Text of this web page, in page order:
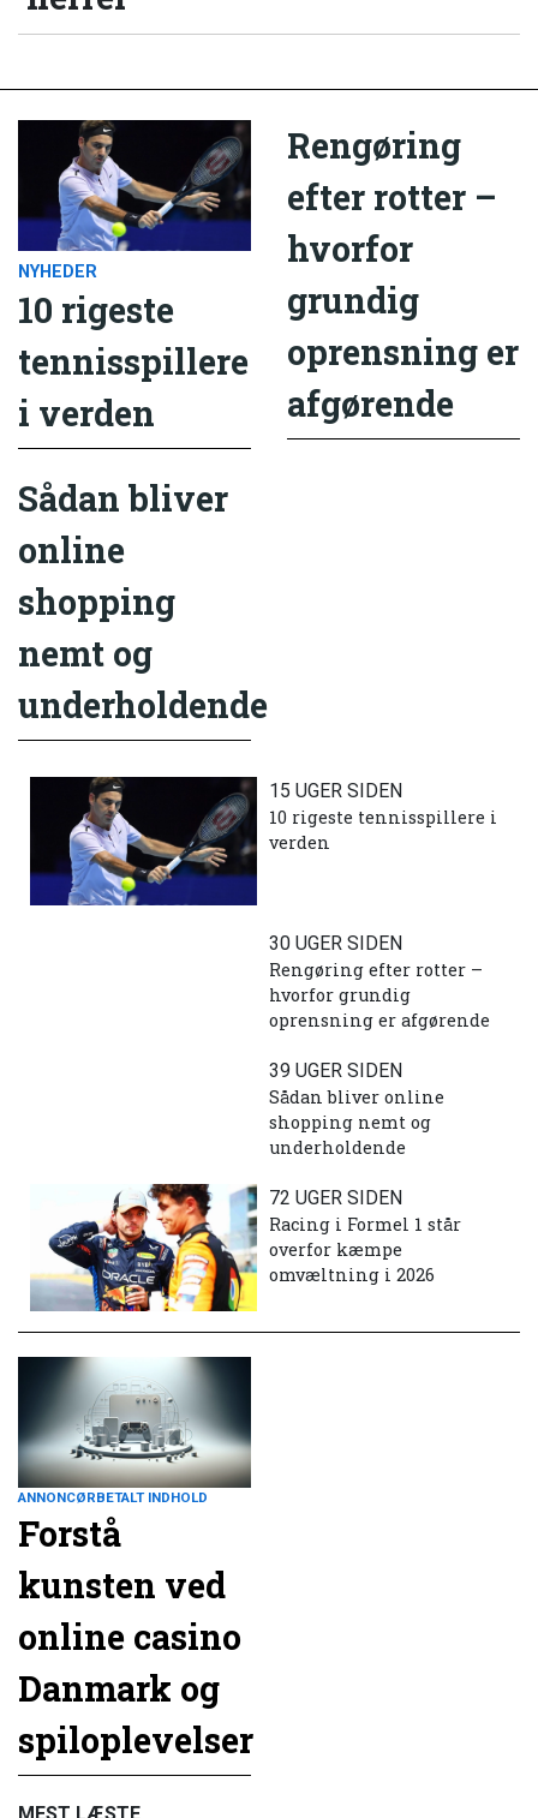
NYHEDER
10 rigeste
tennisspillere
i verden
Rengøring
efter rotter –
hvorfor
grundig
oprensning er
afgørende
Sådan bliver
online
shopping
nemt og
underholdende
15 UGER SIDEN
10 rigeste tennisspillere i
verden
30 UGER SIDEN
Rengøring efter rotter –
hvorfor grundig
oprensning er afgørende
39 UGER SIDEN
Sådan bliver online
shopping nemt og
underholdende
72 UGER SIDEN
Racing i Formel 1 står
overfor kæmpe
omvæltning i 2026
ANNONCØRBETALT INDHOLD
Forstå
kunsten ved
online casino
Danmark og
spiloplevelser